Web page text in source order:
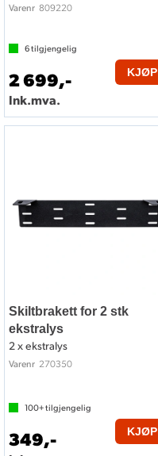
Varenr 809220
6tilgjengelig
2 699,-
Ink.mva.
KJØP
Skiltbrakett for 2 stk
ekstralys
2 x ekstralys
Varenr 270350
100+tilgjengelig
349,- KJØP